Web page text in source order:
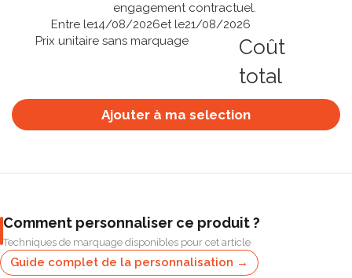
engagement contractuel.
Entre le14/08/2026et le21/08/2026
Prix unitaire sans marquage
Coût
total
Ajouter à ma selection
Comment personnaliser ce produit ?
Techniques de marquage disponibles pour cet article
Guide complet de la personnalisation →